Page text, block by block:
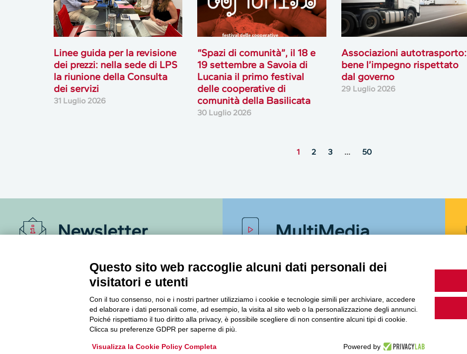
Linee guida per la revisione
dei prezzi: nella sede di LPS
la riunione della Consulta
dei servizi
31 Luglio 2026
“Spazi di comunità”, il 18 e
19 settembre a Savoia di
Lucania il primo festival
delle cooperative di
comunità della Basilicata
30 Luglio 2026
Associazioni autotrasporto:
bene l’impegno rispettato
dal governo
29 Luglio 2026
1 2 3 … 50
Newsletter
Informazioni per restare sempre aggiornati sul
mondo della cooperazione.
MultiMedia
Questo sito web raccoglie alcuni dati personali dei
visitatori e utenti
Con il tuo consenso, noi e i nostri partner utilizziamo i cookie e tecnologie simili per archiviare, accedere
ed elaborare i dati personali come, ad esempio, la visita al sito web o la personalizzazione degli annunci.
Poiché rispettiamo il tuo diritto alla privacy, è possibile scegliere di non consentire alcuni tipi di cookie.
Clicca su preferenze GDPR per saperne di più.
Visualizza la Cookie Policy Completa Powered by